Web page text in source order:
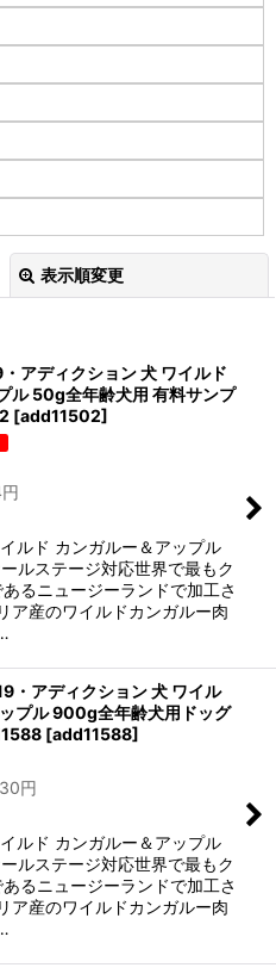
表示順変更
アディクション 犬 ワイルド
ル 50g全年齢犬用 有料サンプ
[add11502]
円
ルド カンガルー＆アップル
ルステージ対応世界で最もク
るニュージーランドで加工さ
ア産のワイルドカンガルー肉
・アディクション 犬 ワイル
プル 900g全年齢犬用ドッグ
[add11588]
円
ルド カンガルー＆アップル
ルステージ対応世界で最もク
るニュージーランドで加工さ
ア産のワイルドカンガルー肉